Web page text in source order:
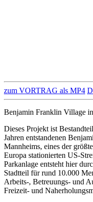
zum VORTRAG als MP4
Benjamin Franklin Village
Dieses Projekt ist
Jahren entstandenen
Mannheims, eines der
Europa stationierten US-
Parkanlage entsteht hier
Stadtteil für rund 10.000
Arbeits-, Betreuungs- und
Freizeit- und